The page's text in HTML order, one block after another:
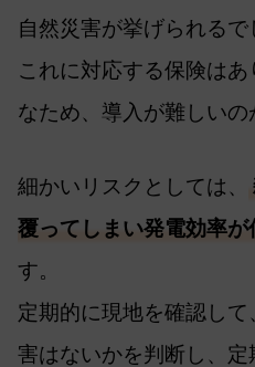
自然災害が挙げられるで
これに対応する保険は
なため、導入が難しいの
細かいリスクとしては、
覆ってしまい発電効率
す。
定期的に現地を確認し
害はないかを判断し、定